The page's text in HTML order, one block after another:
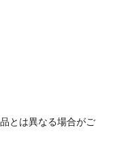
とは異なる場合がご